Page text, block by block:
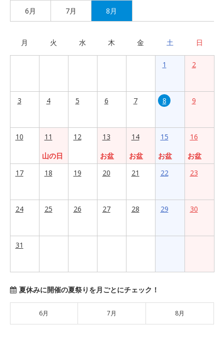
6月 7月 8月
月 火 水 木 金 土 日
1 2
3 4 5 6 7 8 9
10
11
山の日
12
13
お盆
14
お盆
15
お盆
16
お盆
17
18 19 20 21 22 23
24 25 26 27 28 29 30
31
夏休みに開催の夏祭りを月ごとにチェック！
6月 7月 8月